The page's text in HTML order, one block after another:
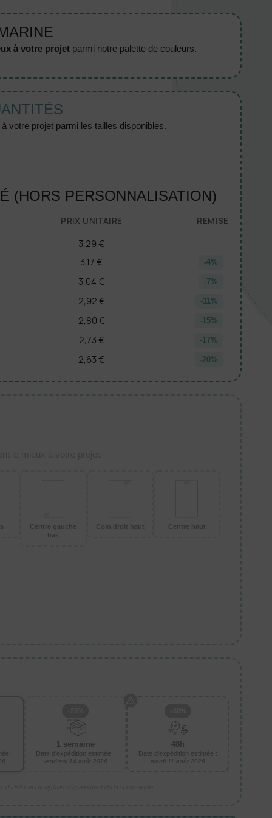
à votre projetparmi notre palette de couleurs.
votre projet parmi les tailles disponibles.
(HORS PERSONNALISATION)
PRIX UNITAIRE REMISE
3,29 €
3,17 € -4%
3,04 € -7%
2,92 € -11%
2,80 € -15%
2,73 € -17%
2,63 € -20%
Centre gauche
bas
Coin droit haut Centre haut
:
1 semaine
Date d'expédition estimée :
vendredi 14 août 2026
48h
Date d'expédition estimée :
mardi 11 août 2026